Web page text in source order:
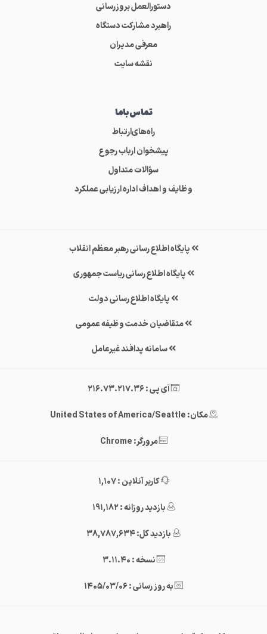
دستورالعمل بروزرسانی
راهبرد مشارکت دستگاه
معرفی مدیران
نقشه سایت
تماس‌باما
راه‌های‌ارتباط
پیشخوان ارباب رجوع
سؤالات متداول
وظایف و اهداف اداره ارزیابی عملکرد
پایگاه اطلاع رسانی رهبر معظم انقلاب
پایگاه اطلاع رسانی ریاست جمهوری
پایگاه اطلاع رسانی دولت
متقاضیان خدمت وظیفه عمومی
سامانه پدافند غیرعامل
آی پی : 216.73.217.36
مکان: United States of America/Seattle
مرورگر: Chrome
کاربر آنلاین : 1,107
بازدید روزانه : 191,182
بازدید کل: 38,787,634
نسخه : 3.11.40
به روز رسانی : 1405/03/06